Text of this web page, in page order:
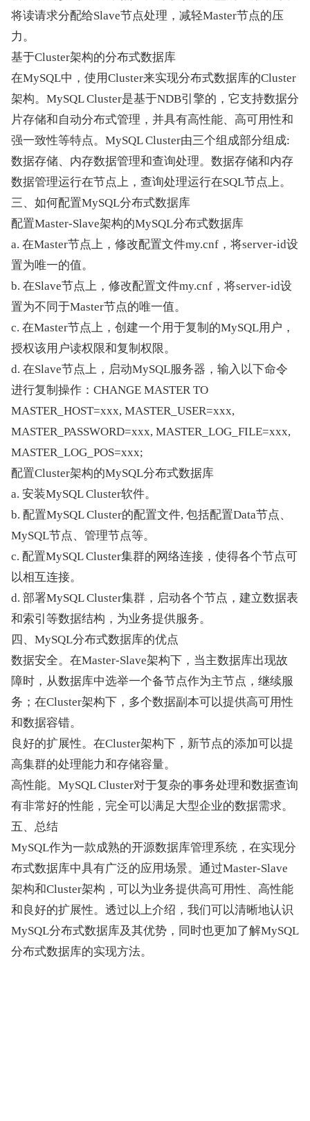
将读请求分配给Slave节点处理，减轻Master节点的压
力。
基于Cluster架构的分布式数据库
在MySQL中，使用Cluster来实现分布式数据库的Cluster
架构。MySQL Cluster是基于NDB引擎的，它支持数据分
片存储和自动分布式管理，并具有高性能、高可用性和
强一致性等特点。MySQL Cluster由三个组成部分组成:
数据存储、内存数据管理和查询处理。数据存储和内存
数据管理运行在节点上，查询处理运行在SQL节点上。
三、如何配置MySQL分布式数据库
配置Master-Slave架构的MySQL分布式数据库
a. 在Master节点上，修改配置文件my.cnf，将server-id设
置为唯一的值。
b. 在Slave节点上，修改配置文件my.cnf，将server-id设
置为不同于Master节点的唯一值。
c. 在Master节点上，创建一个用于复制的MySQL用户，
授权该用户读权限和复制权限。
d. 在Slave节点上，启动MySQL服务器，输入以下命令
进行复制操作：CHANGE MASTER TO
MASTER_HOST=xxx, MASTER_USER=xxx,
MASTER_PASSWORD=xxx, MASTER_LOG_FILE=xxx,
MASTER_LOG_POS=xxx;
配置Cluster架构的MySQL分布式数据库
a. 安装MySQL Cluster软件。
b. 配置MySQL Cluster的配置文件, 包括配置Data节点、
MySQL节点、管理节点等。
c. 配置MySQL Cluster集群的网络连接，使得各个节点可
以相互连接。
d. 部署MySQL Cluster集群，启动各个节点，建立数据表
和索引等数据结构，为业务提供服务。
四、MySQL分布式数据库的优点
数据安全。在Master-Slave架构下，当主数据库出现故
障时，从数据库中选举一个备节点作为主节点，继续服
务；在Cluster架构下，多个数据副本可以提供高可用性
和数据容错。
良好的扩展性。在Cluster架构下，新节点的添加可以提
高集群的处理能力和存储容量。
高性能。MySQL Cluster对于复杂的事务处理和数据查询
有非常好的性能，完全可以满足大型企业的数据需求。
五、总结
MySQL作为一款成熟的开源数据库管理系统，在实现分
布式数据库中具有广泛的应用场景。通过Master-Slave
架构和Cluster架构，可以为业务提供高可用性、高性能
和良好的扩展性。透过以上介绍，我们可以清晰地认识
MySQL分布式数据库及其优势，同时也更加了解MySQL
分布式数据库的实现方法。